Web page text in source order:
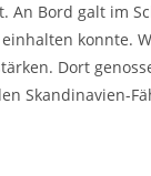
An Bord galt im
konnte.
Dort
Skandinavien-